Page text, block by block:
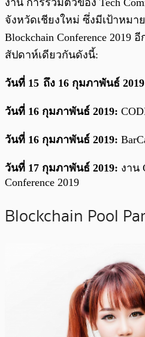
จังหวัดเชียงใหม่ ซึ่งมีเป้าหมา
Blockchain Conference
สัปดาห์เดียวกันดังนี้:
วันที่ 15 ถึง 16 กุมภาพันธ์
วันที่ 16 กุมภาพันธ์ 2019:
วันที่ 16 กุมภาพันธ์ 2019:
วันที่ 17 กุมภาพันธ์ 2019: งาน
Conference 2019
Blockchain Pool